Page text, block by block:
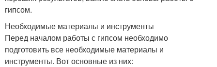
гипсом.
Необходимые материалы и инструменты
Перед началом работы с гипсом необходимо
подготовить все необходимые материалы и
инструменты. Вот основные из них: